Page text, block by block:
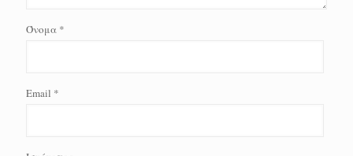
Όνομα *
Email *